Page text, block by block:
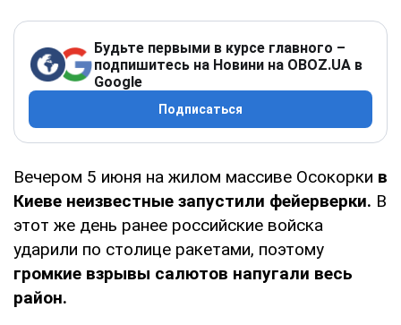
Будьте первыми в курсе главного –
подпишитесь на Новини на OBOZ.UA в
Google
Подписаться
Вечером 5 июня на жилом массиве Осокорки в
Киеве неизвестные запустили фейерверки. В
этот же день ранее российские войска
ударили по столице ракетами, поэтому
громкие взрывы салютов напугали весь
район.